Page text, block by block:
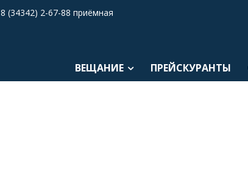
8 (34342) 2-67-88 приёмная
ВЕЩАНИЕ ПРЕЙСКУРАНТЫ